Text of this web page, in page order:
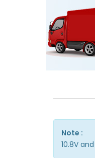
Note :
10.8V